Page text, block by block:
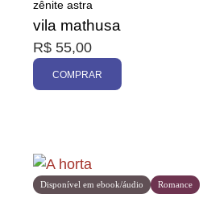
zênite astra
vila mathusa
R$ 55,00
COMPRAR
Disponível em ebook/áudio Romance